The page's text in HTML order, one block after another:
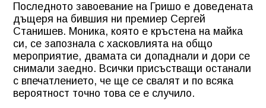
Последното завоевание на Гришо е доведената
дъщеря на бившия ни премиер Сергей
Станишев. Моника, която е кръстена на майка
си, се запознала с хасковлията на общо
мероприятие, двамата си допаднали и дори се
снимали заедно. Всички присъстващи останали
с впечатлението, че ще се свалят и по всяка
вероятност точно това се е случило.